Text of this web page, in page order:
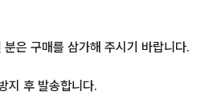
은 구매를 삼가해 주시기 바랍니다.
지 후 발송합니다.